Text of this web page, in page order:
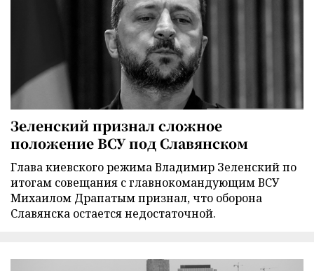
Зеленский признал сложное
положение ВСУ под Славянском
Глава киевского режима Владимир Зеленский по
итогам совещания с главнокомандующим ВСУ
Михаилом Драпатым признал, что оборона
Славянска остается недостаточной.